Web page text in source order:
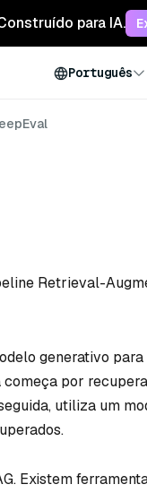
para IA.
Português
Retrieval-
generativo
começa por
utiliza um
Existem